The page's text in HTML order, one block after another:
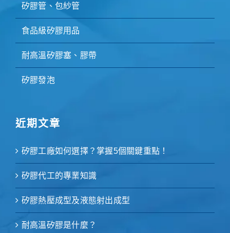
矽膠管、包紗管
食品級矽膠用品
耐高溫矽膠塞、膠帶
矽膠發泡
近期文章
矽膠工廠如何選擇？掌握5個關鍵重點！
矽膠代工的專業知識
矽膠熱壓成型及液態射出成型
耐高溫矽膠是什麼？